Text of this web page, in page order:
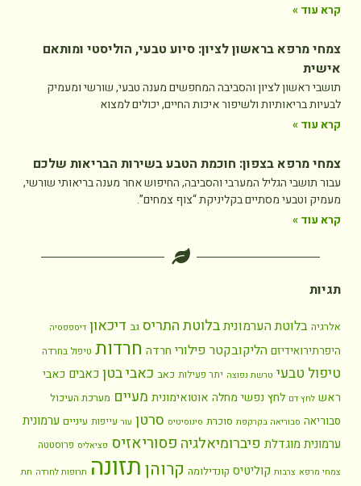
קרא עוד »
צמחי מרפא בראשון לציון: סיוע טבעי, הוליסטי ומותאם
אישית
תושבי ראשון לציון והסביבה המחפשים מענה טבעי, שורשי ומעמיק
לבעיות בריאותיות ולשיפור איכות החיים, יכולים למצוא
קרא עוד »
צמחי מרפא בצפון: חוכמת הטבע בשירות הבריאות שלכם
עבור תושבי הגליל המערבי והסביבה, החיפוש אחר מענה בריאותי שורשי,
מעמיק וטבעי מסתיים בקליניקת “צוף צמחים”.
קרא עוד »
תגיות
אלרגיה בלוטת הערמוניתבלוטת התריס גב דיכאון דיספפסיה
היפרתירואידיזם הליקובקטר פילורי חרדה חרדות טיפול בחרדה
טיפול טבעי טרשת נפוצה יתר פעילות כאב כאבי בטן כאבים כאבי
ראש לחץ דם לחץ נפשי מחלה אוטואימונית מעיים מערכת העיכול
סבוריאה סבוריאה בקרקפת סוכרת סינוסיטיס סרטן עור עייפות עיניים ערמונית
ערמונית מוגדלת פיברומיאלגיה פסוריאזיס פציאליס פרוסטטה
צמחי מרפא צרבות קוליטיס קונדילומה קרוהןתזונה תרופות לחרדה תת